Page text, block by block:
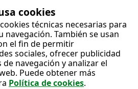
cookies
técnicas necesarias para
También se usan
el fin de permitir
sociales, ofrecer publicidad
navegación y analizar el
Puede obtener más
Política de cookies.